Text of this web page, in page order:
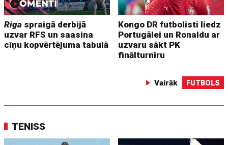
Riga spraigā derbijā
uzvar RFS un saasina
cīņu kopvērtējuma tabulā
Kongo DR futbolisti liedz
Portugālei un Ronaldu ar
uzvaru sākt PK
finālturnīru
Vairāk FUTBOLS
TENISS